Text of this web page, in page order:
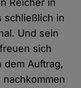
Reicher in
schließlich in
Und sein
sich
dem Auftrag,